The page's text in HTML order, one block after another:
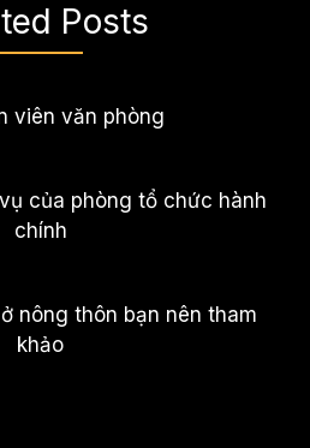
Posts
viên văn phòng
của phòng tổ chức hành
chính
nông thôn bạn nên tham
khảo